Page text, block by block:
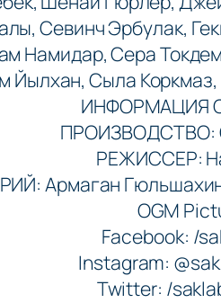
Севинч Эрбулак,
Намидар, Сера
Йылхан, Сыла
ИНФОРМАЦИЯ
ПРОИЗВОДСТВО:
РЕЖИССЕР:
Армаган
OGM
Facebook: /
Instagram:
Twitter: /